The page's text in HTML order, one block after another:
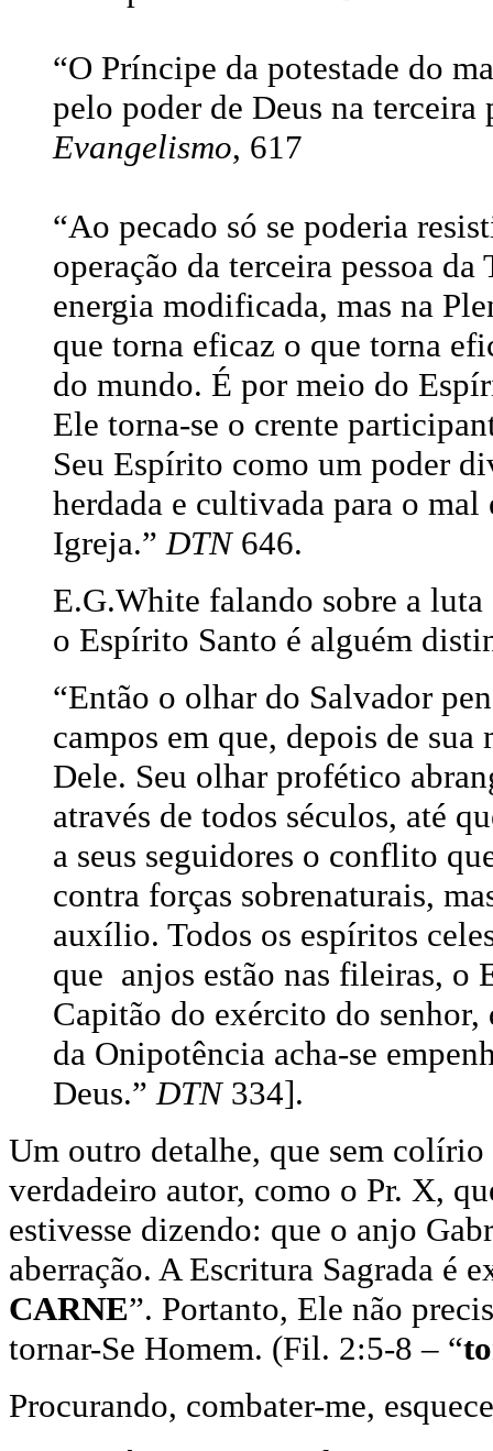
“O Príncipe da potestade do
pelo poder de Deus na
Evangelismo, 617
“Ao pecado só se poderia
operação da terceira pessoa
energia modificada, mas na
que torna eficaz o que torna
do mundo. É por meio do
Ele torna-se o crente
Seu Espírito como um poder
herdada e cultivada para o
Igreja.”DTN646.
E.G.White falando sobre a
o Espírito Santo é alguém
“Então o olhar do Salvador
campos em que, depois de
Dele. Seu olhar profético
através de todos séculos, até
a seus seguidores o conflito
contra forças sobrenaturais,
auxílio. Todos os espíritos
que anjos estão nas fileiras, o
Capitão do exército do
da Onipotência acha-se
Deus.”DTN 334].
Um outro detalhe, que sem colírio
verdadeiro autor, como o Pr. X,
estivesse dizendo: que o anjo
aberração. A Escritura Sagrada é
CARNE”. Portanto, Ele não
tornar-Se Homem. (Fil. 2:5-8 – “
Procurando, combater-me,